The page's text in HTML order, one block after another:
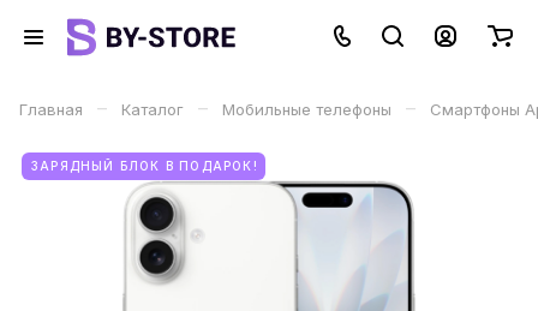
Главная – Каталог – Мобильные телефоны – Смартфоны
ЗАРЯДНЫЙ БЛОК В ПОДАРОК!